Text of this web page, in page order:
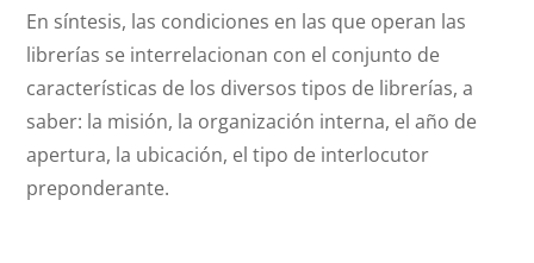
En síntesis, las condiciones en las que operan las
librerías se interrelacionan con el conjunto de
características de los diversos tipos de librerías, a
saber: la misión, la organización interna, el año de
apertura, la ubicación, el tipo de interlocutor
preponderante.